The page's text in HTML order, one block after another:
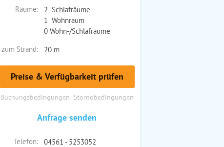
Räume:
2 Schlafräume
1 Wohnraum
0 Wohn-/Schlafräume
zum Strand:
20 m
Preise & Verfügbarkeit prüfen
Buchungsbedingungen Stornobedingungen
Anfrage senden
Telefon:
04561 - 5253052